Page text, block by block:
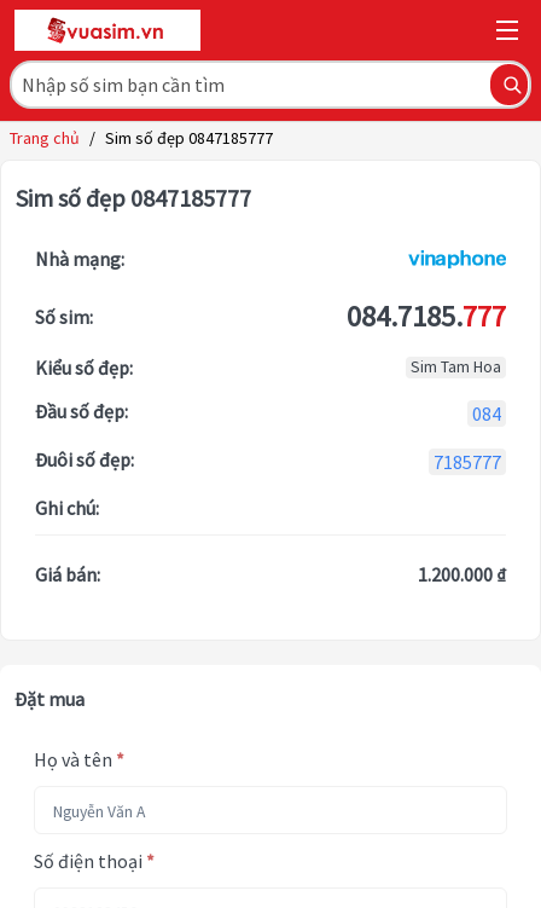
Trang chủ / Sim số đẹp 0847185777
Sim số đẹp 0847185777
Nhà mạng:
Số sim: 084.7185.777
Kiểu số đẹp: Sim Tam Hoa
Đầu số đẹp:
084
Đuôi số đẹp:
7185777
Ghi chú:
Giá bán: 1.200.000 ₫
Đặt mua
Họ và tên *
Số điện thoại *